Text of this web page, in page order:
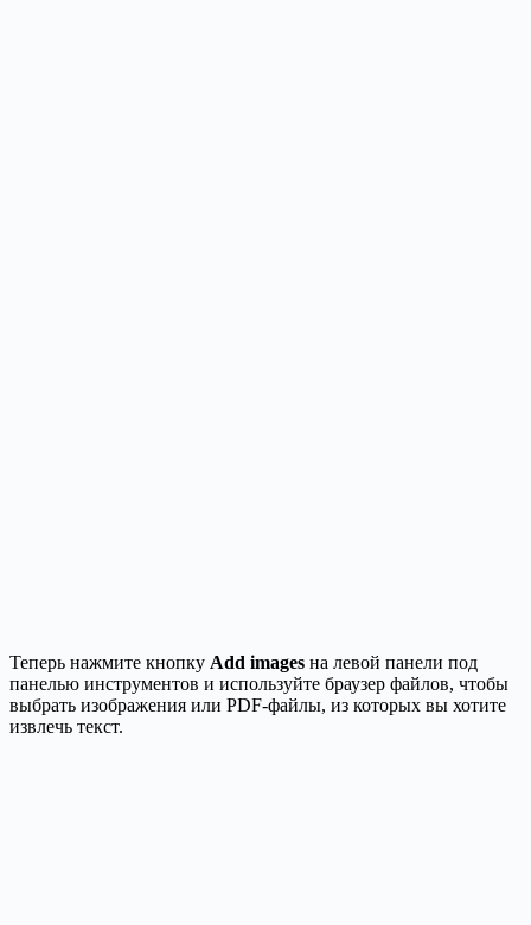
Теперь нажмите кнопку Add images на левой панели под
панелью инструментов и используйте браузер файлов, чтобы
выбрать изображения или PDF-файлы, из которых вы хотите
извлечь текст.